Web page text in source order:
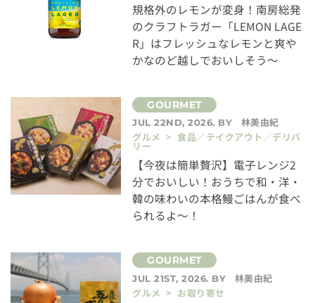
規格外のレモンが変身！南房総発
のクラフトラガー「LEMON LAGE
R」はフレッシュなレモンと爽や
かなのど越しでおいしそう～
JUL 22ND, 2026. BY
林美由紀
グルメ > 食品／テイクアウト／デリバ
リー
【今夜は簡単贅沢】電子レンジ2
分でおいしい！おうちで和・洋・
韓の味わいの本格鰻ごはんが食べ
られるよ～！
JUL 21ST, 2026. BY
林美由紀
グルメ > お取り寄せ